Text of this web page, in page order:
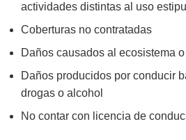
actividades distintas al uso
Coberturas no contratadas
Daños causados al ecosistema
Daños producidos por conducir
drogas o alcohol
No contar con licencia de